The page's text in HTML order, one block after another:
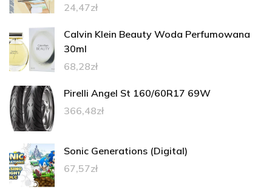
24,47zł
Calvin Klein Beauty Woda Perfumowana
30ml
68,28zł
Pirelli Angel St 160/60R17 69W
366,48zł
Sonic Generations (Digital)
67,57zł